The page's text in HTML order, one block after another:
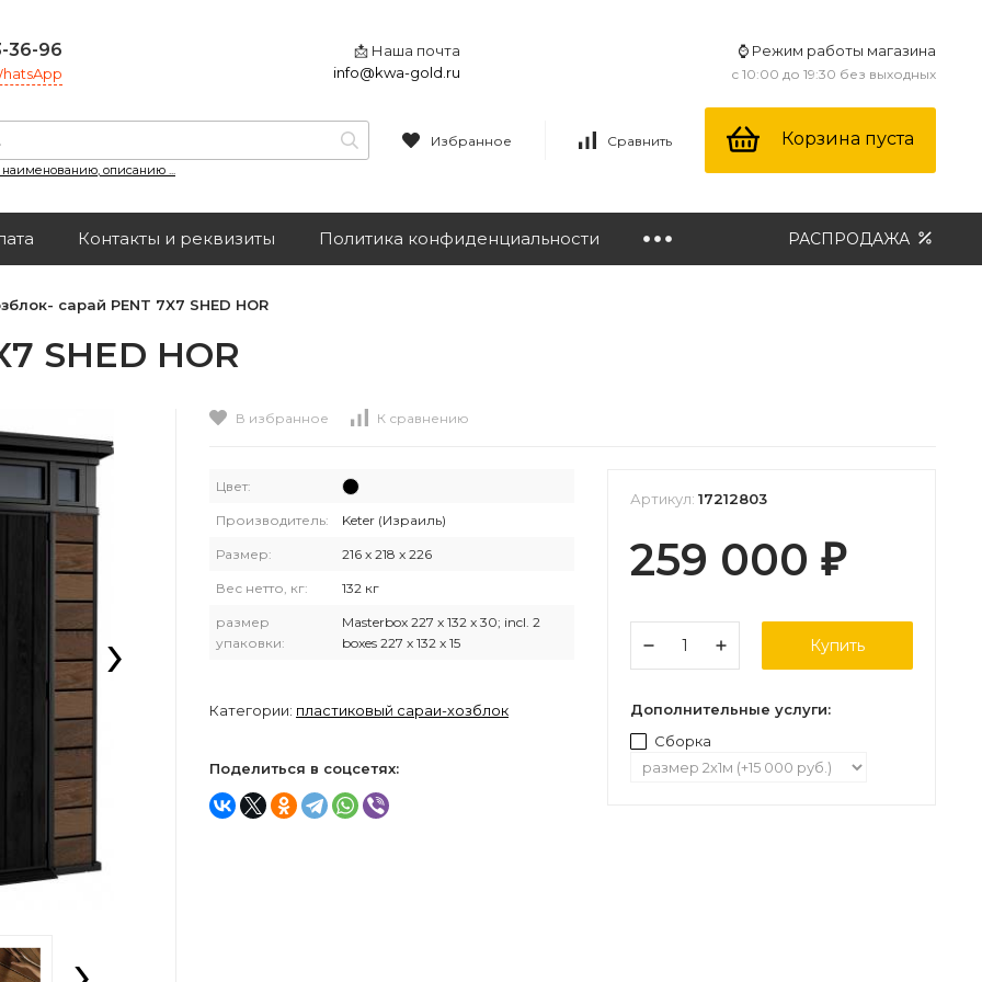
36-96
📩 Наша почта
info@kwa-gold.ru
⌚ Режим работы магазина
с 10:00 до 19:30 без выходных
наименованию, описанию ...
Избранное Сравнить Корзина пуста
Контакты и реквизиты Политика конфиденциальности РАСПРОДАЖА
сарай PENT 7X7 SHED HOR
SHED HOR
›
В избранное К сравнению
Цвет:
Производитель: Keter (Израиль)
Размер: 216 x 218 x 226
Вес нетто, кг: 132 кг
размер
упаковки:
Masterbox 227 x 132 x 30; incl. 2
boxes 227 x 132 x 15
Категории: пластиковый сараи-хозблок
Поделиться в соцсетях:
Артикул: 17212803
259 000 ₽
Купить
Дополнительные услуги:
Сборка